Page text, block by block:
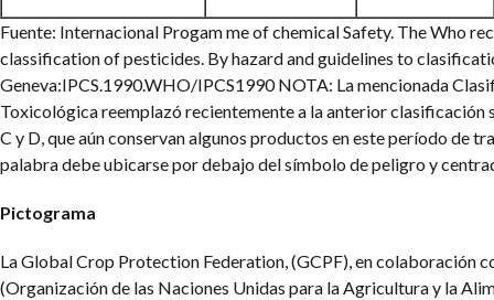
Fuente: Internacional Progam me of chemical Safety. The Who
classification of pesticides. By hazard and guidelines to
Geneva:IPCS.1990.WHO/IPCS1990NOTA: La mencionada
Toxicológica reemplazó recientemente a la anterior clasificación
C y D, que aún conservan algunos productos en este período de
palabra debe ubicarse por debajo del símbolo de peligro y
Pictograma
La Global Crop Protection Federation, (GCPF), en colaboración
(Organización de las Naciones Unidas para la Agricultura y la